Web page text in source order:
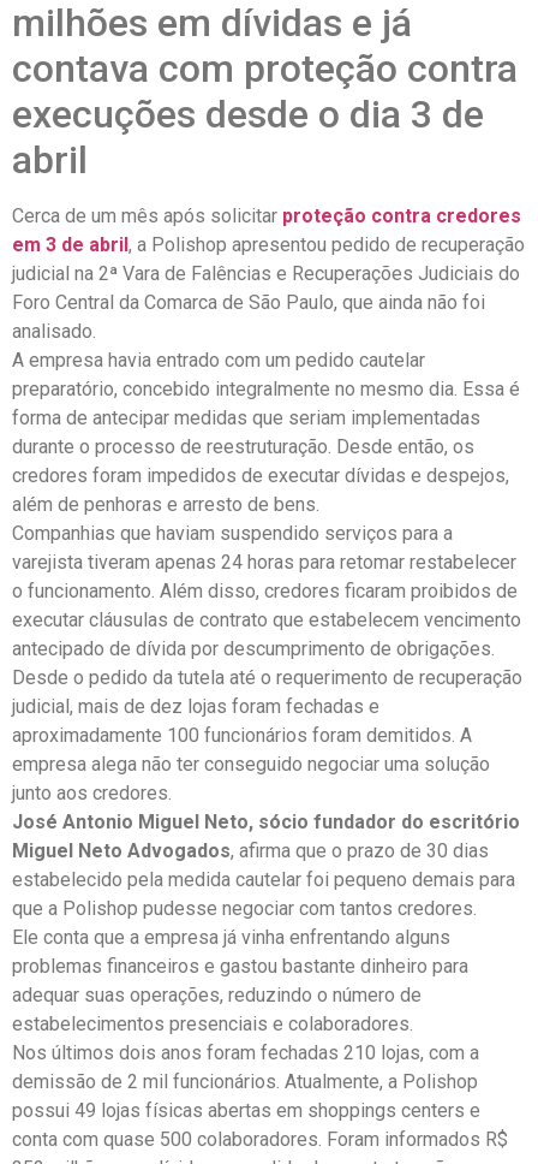
milhões em dívidas e já
contava com proteção contra
execuções desde o dia 3 de
abril
Cerca de um mês após solicitar proteção contra credores
em 3 de abril, a Polishop apresentou pedido de recuperação
judicial na 2ª Vara de Falências e Recuperações Judiciais do
Foro Central da Comarca de São Paulo, que ainda não foi
analisado.
A empresa havia entrado com um pedido cautelar
preparatório, concebido integralmente no mesmo dia. Essa é
forma de antecipar medidas que seriam implementadas
durante o processo de reestruturação. Desde então, os
credores foram impedidos de executar dívidas e despejos,
além de penhoras e arresto de bens.
Companhias que haviam suspendido serviços para a
varejista tiveram apenas 24 horas para retomar restabelecer
o funcionamento. Além disso, credores ficaram proibidos de
executar cláusulas de contrato que estabelecem vencimento
antecipado de dívida por descumprimento de obrigações.
Desde o pedido da tutela até o requerimento de recuperação
judicial, mais de dez lojas foram fechadas e
aproximadamente 100 funcionários foram demitidos. A
empresa alega não ter conseguido negociar uma solução
junto aos credores.
José Antonio Miguel Neto, sócio fundador do escritório
Miguel Neto Advogados, afirma que o prazo de 30 dias
estabelecido pela medida cautelar foi pequeno demais para
que a Polishop pudesse negociar com tantos credores.
Ele conta que a empresa já vinha enfrentando alguns
problemas financeiros e gastou bastante dinheiro para
adequar suas operações, reduzindo o número de
estabelecimentos presenciais e colaboradores.
Nos últimos dois anos foram fechadas 210 lojas, com a
demissão de 2 mil funcionários. Atualmente, a Polishop
possui 49 lojas físicas abertas em shoppings centers e
conta com quase 500 colaboradores. Foram informados R$